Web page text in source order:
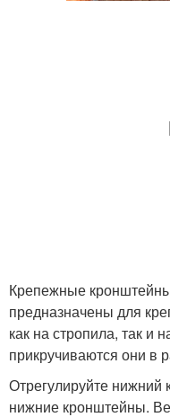
Крепежные
предназначены для
как на стропила, так и
прикручиваются они в
Отрегулируйте нижний
нижние кронштейны.